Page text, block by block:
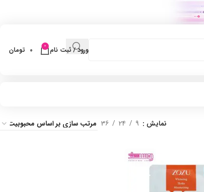
ورود / ثبت نام 0
0 تومان
نمایش 9
24
36